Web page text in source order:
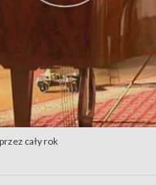
cały rok